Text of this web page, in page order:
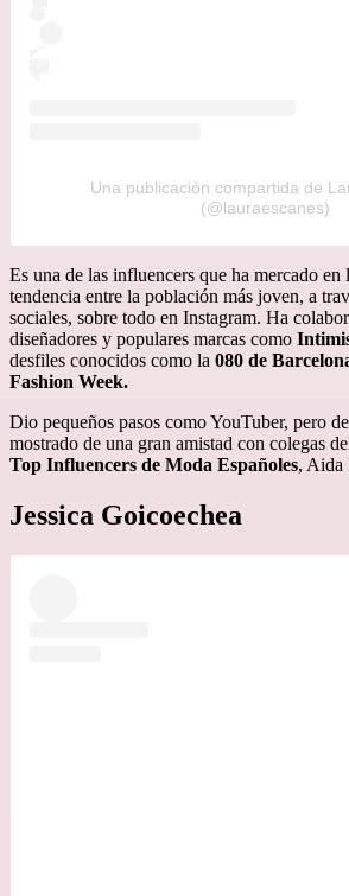
Una publicación compartida de
(@lauraescanes)
Es una de las influencers que ha mercado en
tendencia entre la población más joven, a
sociales, sobre todo en Instagram. Ha
diseñadores y populares marcas como
desfiles conocidos como la 080 de
Fashion Week.
Dio pequeños pasos como YouTuber, pero
mostrado de una gran amistad con colegas
Top Influencers de Moda Españoles, Aida
Jessica Goicoechea